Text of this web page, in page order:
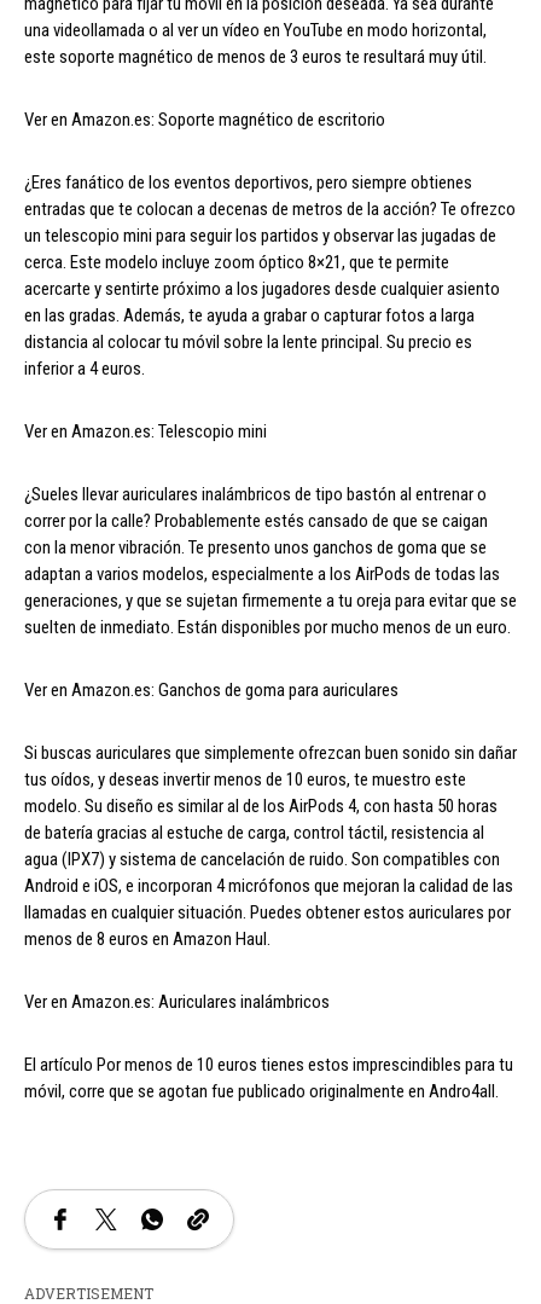
una videollamada o al ver un vídeo en YouTube en modo horizontal,
este soporte magnético de menos de 3 euros te resultará muy útil.
Ver en Amazon.es: Soporte magnético de escritorio
¿Eres fanático de los eventos deportivos, pero siempre obtienes
entradas que te colocan a decenas de metros de la acción? Te ofrezco
un telescopio mini para seguir los partidos y observar las jugadas de
cerca. Este modelo incluye zoom óptico 8×21, que te permite
acercarte y sentirte próximo a los jugadores desde cualquier asiento
en las gradas. Además, te ayuda a grabar o capturar fotos a larga
distancia al colocar tu móvil sobre la lente principal. Su precio es
inferior a 4 euros.
Ver en Amazon.es: Telescopio mini
¿Sueles llevar auriculares inalámbricos de tipo bastón al entrenar o
correr por la calle? Probablemente estés cansado de que se caigan
con la menor vibración. Te presento unos ganchos de goma que se
adaptan a varios modelos, especialmente a los AirPods de todas las
generaciones, y que se sujetan firmemente a tu oreja para evitar que se
suelten de inmediato. Están disponibles por mucho menos de un euro.
Ver en Amazon.es: Ganchos de goma para auriculares
Si buscas auriculares que simplemente ofrezcan buen sonido sin dañar
tus oídos, y deseas invertir menos de 10 euros, te muestro este
modelo. Su diseño es similar al de los AirPods 4, con hasta 50 horas
de batería gracias al estuche de carga, control táctil, resistencia al
agua (IPX7) y sistema de cancelación de ruido. Son compatibles con
Android e iOS, e incorporan 4 micrófonos que mejoran la calidad de las
llamadas en cualquier situación. Puedes obtener estos auriculares por
menos de 8 euros en Amazon Haul.
Ver en Amazon.es: Auriculares inalámbricos
El artículo Por menos de 10 euros tienes estos imprescindibles para tu
móvil, corre que se agotan fue publicado originalmente en Andro4all.
ADVERTISEMENT